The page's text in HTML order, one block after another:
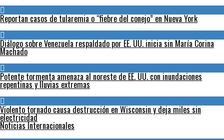
Reportan casos de tularemia o “fiebre del conejo” en Nueva York
Diálogo sobre Venezuela respaldado por EE. UU. inicia sin María Corina
Machado
Potente tormenta amenaza al noreste de EE. UU. con inundaciones
repentinas y lluvias extremas
Violento tornado causa destrucción en Wisconsin y deja miles sin
electricidad
Noticias Internacionales